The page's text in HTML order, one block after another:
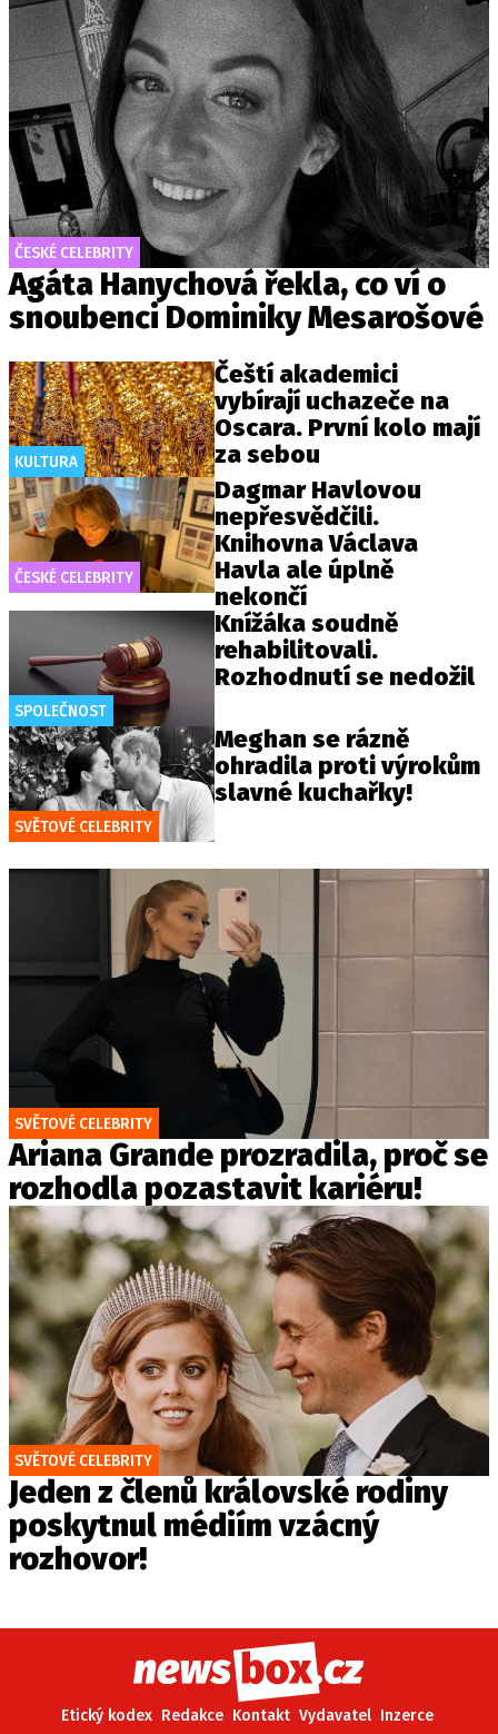
ČESKÉ CELEBRITY
Agáta Hanychová řekla, co ví o
snoubenci Dominiky Mesarošové
KULTURA
Čeští akademici
vybírají uchazeče na
Oscara. První kolo mají
za sebou
ČESKÉ CELEBRITY
Dagmar Havlovou
nepřesvědčili.
Knihovna Václava
Havla ale úplně
nekončí
SPOLEČNOST
Knížáka soudně
rehabilitovali.
Rozhodnutí se nedožil
SVĚTOVÉ CELEBRITY
Meghan se rázně
ohradila proti výrokům
slavné kuchařky!
SVĚTOVÉ CELEBRITY
Ariana Grande prozradila, proč se
rozhodla pozastavit kariéru!
SVĚTOVÉ CELEBRITY
Jeden z členů královské rodiny
poskytnul médiím vzácný
rozhovor!
Etický kodex Redakce Kontakt Vydavatel Inzerce